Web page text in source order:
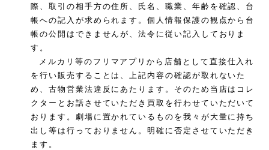
際、取引の相手方の住所、氏名、職業、年齢を確認、台
帳への記入が求められます。個人情報保護の観点から台
帳の公開はできませんが、法令に従い記入しておりま
す。
メルカリ等のフリマアプリから店舗として直接仕入れ
を行い販売することは、上記内容の確認が取れないた
め、古物営業法違反にあたります。そのため当店はコレ
クターとお話させていただき買取を行わせていただいて
おります。劇場に置かれているものを我々が大量に持ち
出し等は行っておりません。明確に否定させていただき
ます。